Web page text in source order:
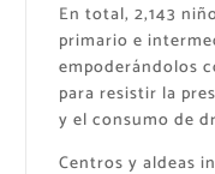
​​En total, 2,143
primario e
empoderándolos
para resistir la
y el consumo de
​Centros y aldeas